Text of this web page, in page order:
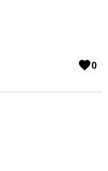
0